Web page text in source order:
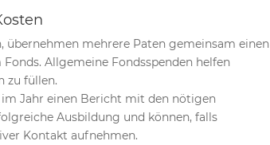
übernehmen mehrere Paten gemeinsam einen
Allgemeine Fondsspenden helfen
zu füllen.
Jahr einen Bericht mit den nötigen
Ausbildung und können, falls
Kontakt aufnehmen.